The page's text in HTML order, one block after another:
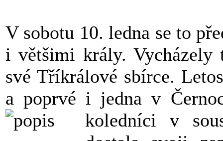
V sobotu 10. ledna se to
i většimi krály. Vycházely
své Tříkrálové sbírce.
a poprvé i jedna v
koledníci v